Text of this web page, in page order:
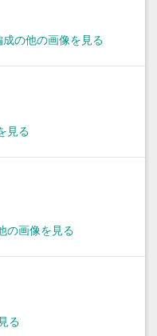
の他の画像を見る
見る
の画像を見る
る